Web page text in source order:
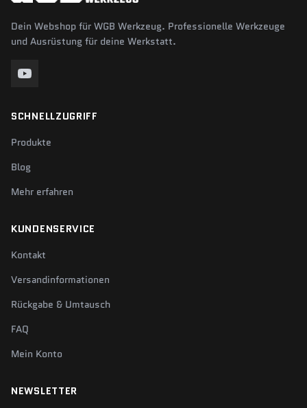
Dein Webshop für WGB Werkzeug. Professionelle Werkzeuge
und Ausrüstung für deine Werkstatt.
SCHNELLZUGRIFF
Produkte
Blog
Mehr erfahren
KUNDENSERVICE
Kontakt
Versandinformationen
Rückgabe & Umtausch
FAQ
Mein Konto
NEWSLETTER